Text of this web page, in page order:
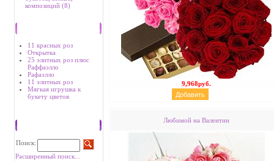
композиций (8)
11 красных роз
Открытка
25 элитных роз плюс
Раффаэлло
Рафаэлло
11 элитных роз
Мягкая игрушка к
букету цветов
Поиск:
Расширенный поиск...
9,968руб.
Любимой на Валентин